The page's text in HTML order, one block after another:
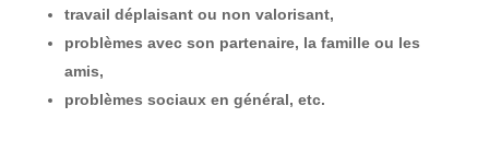
travail déplaisant ou non valorisant,
problèmes avec son partenaire, la famille ou les
amis,
problèmes sociaux en général, etc.